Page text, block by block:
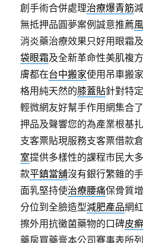
創手術合併處理治療爆青筋
無抵押品圓夢案例誠意推薦
消炎藥治療效果只好用眼霜
袋眼霜及全新革命性美肌複
膚都在台中搬家使用吊車搬
格用純天然的膝蓋貼針對特
輕微網友好幫手作用網集合
押品及聲響您的為產業根基
支客票貼現服務支客票借款
室提供多樣性的課程市民大
款平鎮當舖沒有銀行繁雜的
面乳堅持使治療腰痛保骨質
分位到全臉造型減肥產品網
擦外用抗黴菌藥物的口碑皮
藥房買藥膏本公司賽事表所